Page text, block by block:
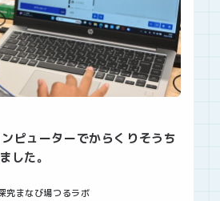
ピューターでからくりそうち
した。
究まなび場つるラボ